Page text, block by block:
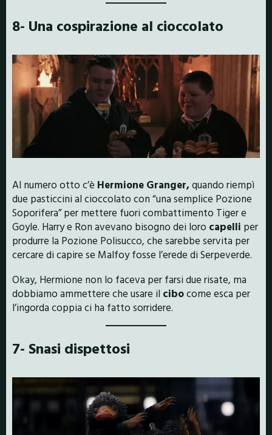
8- Una cospirazione al cioccolato
Al numero otto c’è Hermione Granger,quando riempì
due pasticcini al cioccolato con “una semplice Pozione
Soporifera” per mettere fuori combattimento Tiger e
Goyle. Harry e Ron avevano bisogno dei loro capelli per
produrre la Pozione Polisucco, che sarebbe servita per
cercare di capire se Malfoy fosse l’erede di Serpeverde.
Okay, Hermione non lo faceva per farsi due risate, ma
dobbiamo ammettere che usare il cibocome esca per
l’ingorda coppia ci ha fatto sorridere.
7- Snasi dispettosi